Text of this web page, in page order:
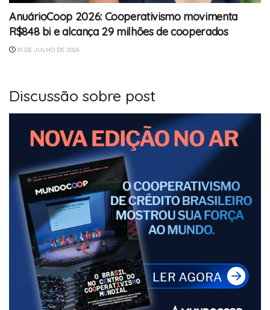
AnuárioCoop 2026: Cooperativismo movimenta
R$848 bi e alcança 29 milhões de cooperados
31 DE JULHO DE 2026
Discussão sobre post